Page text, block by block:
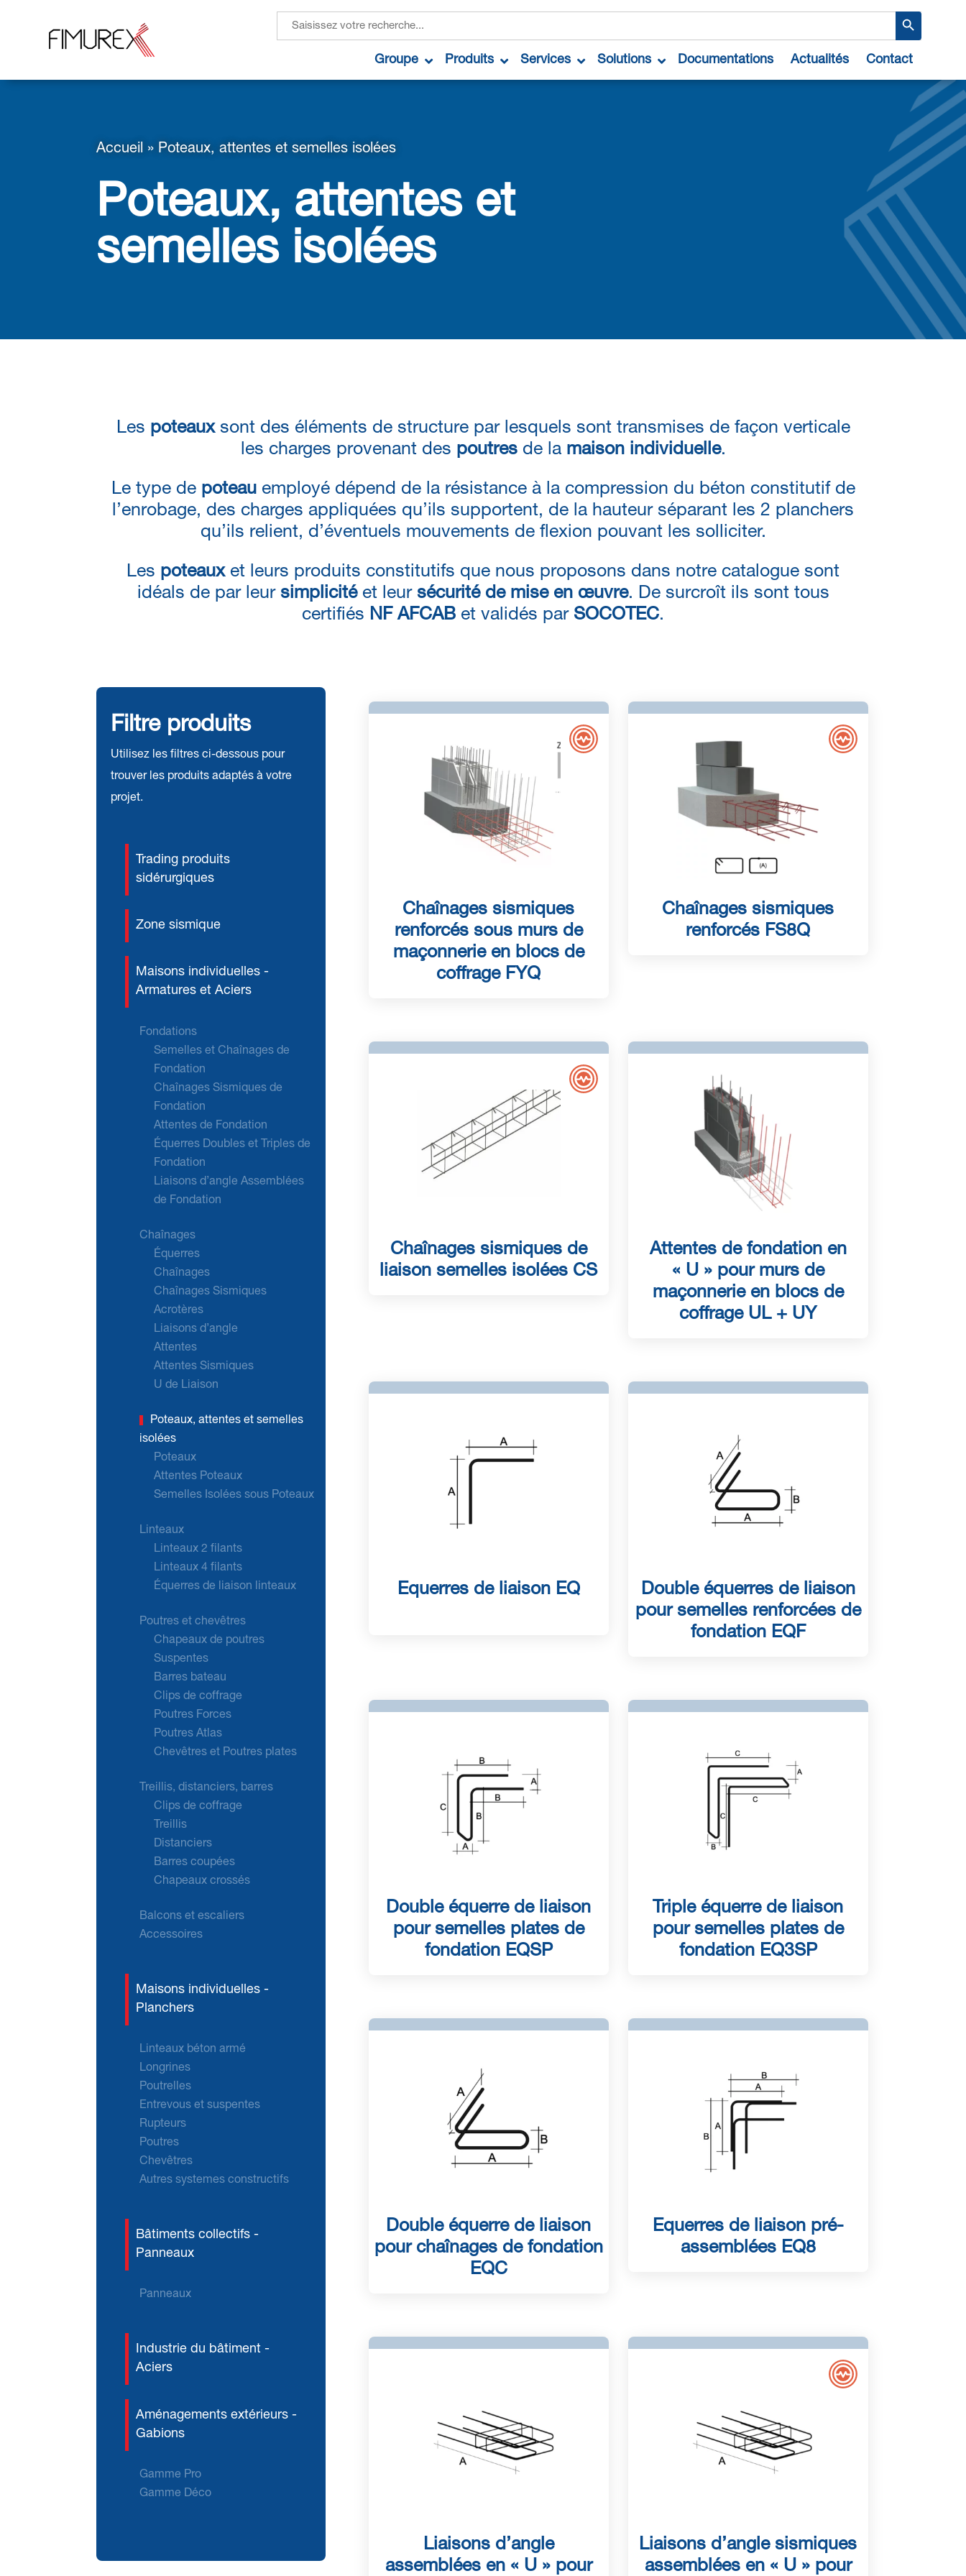
for:
Search Button
Groupe Produits Services Solutions Documentations Actualités Contact
Accueil » Poteaux, attentes et semelles isolées
Poteaux, attentes et
semelles isolées
Les poteauxsont des éléments de structure par lesquels sont transmises de façon verticale
les charges provenant des poutresde la maison individuelle.
Le type de poteauemployé dépend de la résistance à la compression du béton constitutif de
l’enrobage, des charges appliquées qu’ils supportent, de la hauteur séparant les 2 planchers
qu’ils relient, d’éventuels mouvements de flexion pouvant les solliciter.
Les poteauxet leurs produits constitutifs que nous proposons dans notre catalogue sont
idéals de par leur simplicitéet leur sécurité de mise en œuvre. De surcroît ils sont tous
certifiés NF AFCAB et validés par SOCOTEC.
Filtre produits
Utilisez les filtres ci-dessous pour
trouver les produits adaptés à votre
projet.
Trading produits
sidérurgiques
Zone sismique
Maisons individuelles -
Armatures et Aciers
Fondations
Semelles et Chaînages de
Fondation
Chaînages Sismiques de
Fondation
Attentes de Fondation
Équerres Doubles et Triples de
Fondation
Liaisons d’angle Assemblées
de Fondation
Chaînages
Équerres
Chaînages
Chaînages Sismiques
Acrotères
Liaisons d’angle
Attentes
Attentes Sismiques
U de Liaison
Poteaux, attentes et semelles
isolées
Poteaux
Attentes Poteaux
Semelles Isolées sous Poteaux
Linteaux
Linteaux 2 filants
Linteaux 4 filants
Équerres de liaison linteaux
Poutres et chevêtres
Chapeaux de poutres
Suspentes
Barres bateau
Clips de coffrage
Poutres Forces
Poutres Atlas
Chevêtres et Poutres plates
Treillis, distanciers, barres
Clips de coffrage
Treillis
Distanciers
Barres coupées
Chapeaux crossés
Balcons et escaliers
Accessoires
Maisons individuelles -
Planchers
Linteaux béton armé
Longrines
Poutrelles
Entrevous et suspentes
Rupteurs
Poutres
Chevêtres
Autres systemes constructifs
Bâtiments collectifs -
Panneaux
Panneaux
Industrie du bâtiment -
Aciers
Aménagements extérieurs -
Gabions
Gamme Pro
Gamme Déco
Chaînages sismiques
renforcés sous murs de
maçonnerie en blocs de
coffrage FYQ
Chaînages sismiques
renforcés FS8Q
Chaînages sismiques de
liaison semelles isolées CS
Attentes de fondation en
« U » pour murs de
maçonnerie en blocs de
coffrage UL + UY
Equerres de liaison EQ
Double équerres de liaison
pour semelles renforcées de
fondation EQF
Double équerre de liaison
pour semelles plates de
fondation EQSP
Triple équerre de liaison
pour semelles plates de
fondation EQ3SP
Double équerre de liaison
pour chaînages de fondation
EQC
Equerres de liaison pré-
assemblées EQ8
Liaisons d’angle
assemblées en « U » pour
Liaisons d’angle sismiques
assemblées en « U » pour